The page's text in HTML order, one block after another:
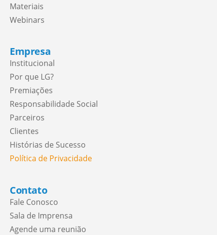
Materiais
Webinars
Empresa
Institucional
Por que LG?
Premiações
Responsabilidade Social
Parceiros
Clientes
Histórias de Sucesso
Política de Privacidade
Contato
Fale Conosco
Sala de Imprensa
Agende uma reunião